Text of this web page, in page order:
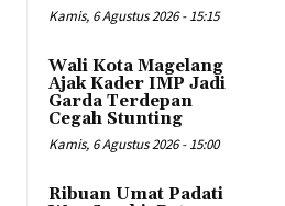
Kamis, 6 Agustus 2026 - 15:15
Wali Kota Magelang
Ajak Kader IMP Jadi
Garda Terdepan
Cegah Stunting
Kamis, 6 Agustus 2026 - 15:00
Ribuan Umat Padati